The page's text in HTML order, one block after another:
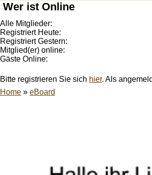
Wer ist Online
Alle Mitglieder:
Registriert Heute:
Registriert Gestern:
Mitglied(er) online:
Gäste Online:
Bitte registrieren Sie sich hier. Als
Home » eBoard